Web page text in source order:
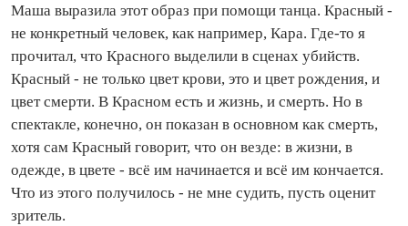
Маша выразила этот образ при помощи танца. Красный -
не конкретный человек, как например, Кара. Где‑то я
прочитал, что Красного выделили в сценах убийств.
Красный - не только цвет крови, это и цвет рождения, и
цвет смерти. В Красном есть и жизнь, и смерть. Но в
спектакле, конечно, он показан в основном как смерть,
хотя сам Красный говорит, что он везде: в жизни, в
одежде, в цвете - всё им начинается и всё им кончается.
Что из этого получилось - не мне судить, пусть оценит
зритель.